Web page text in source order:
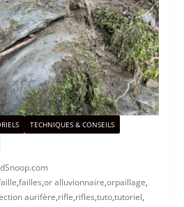
TECHNIQUES & CONSEILS
,failles,or alluvionnaire,orpaillage,
aurifère,rifle,rifles,tuto,tutoriel,